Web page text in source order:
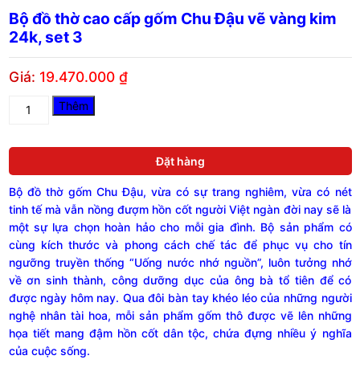
Bộ đồ thờ cao cấp gốm Chu Đậu vẽ vàng kim
24k, set 3
Giá: 19.470.000 ₫
Bộ đồ thờ gốm Chu Đậu, vừa có sự trang nghiêm, vừa có nét
tinh tế mà vẫn nồng đượm hồn cốt người Việt ngàn đời nay sẽ là
một sự lựa chọn hoàn hảo cho mỗi gia đình. Bộ sản phẩm có
cùng kích thước và phong cách chế tác để phục vụ cho tín
ngưỡng truyền thống “Uống nước nhớ nguồn”, luôn tưởng nhớ
về ơn sinh thành, công dưỡng dục của ông bà tổ tiên để có
được ngày hôm nay. Qua đôi bàn tay khéo léo của những người
nghệ nhân tài hoa, mỗi sản phẩm gốm thô được vẽ lên những
họa tiết mang đậm hồn cốt dân tộc, chứa đựng nhiều ý nghĩa
của cuộc sống.
cao
gốm
Chu
Đậu
vẽ
vàng
24k,
set
3
quantity
Thêm
Đặt hàng